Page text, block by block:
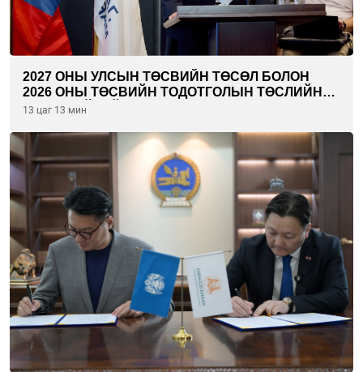
2027 ОНЫ УЛСЫН ТӨСВИЙН ТӨСӨЛ БОЛОН
2026 ОНЫ ТӨСВИЙН ТОДОТГОЛЫН ТӨСЛИЙН
ОЛОН НИЙТИЙН ХЭЛЭЛЦҮҮЛЭГ БОЛЛОО
13 цаг 13 мин